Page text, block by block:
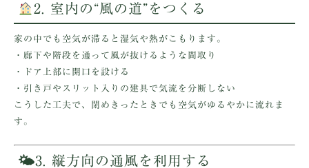
2. 室内の“風の道”をつくる
家の中でも空気が滞ると湿気や熱がこもります。
・廊下や階段を通って風が抜けるような 間取り
・ドア上部に 開口を設ける
・引き戸やスリット入りの建具で気流を分断しない
こうした工夫で、閉めきったときでも空気がゆるやかに流れま
す。
🌤3. 縦方向の通風を利用する